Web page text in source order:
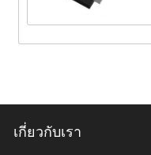
เกี่ยวกับเรา